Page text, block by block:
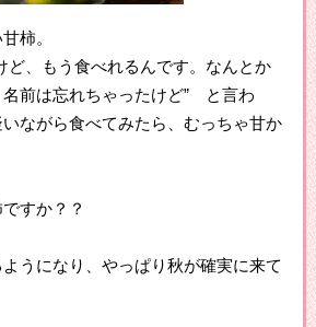
柿。
ど、もう食べれるんです。なんとか
名前は忘れちゃったけど” と言わ
ながら食べてみたら、むっちゃ甘か
すか？？
うになり、やっぱり秋が確実に来て